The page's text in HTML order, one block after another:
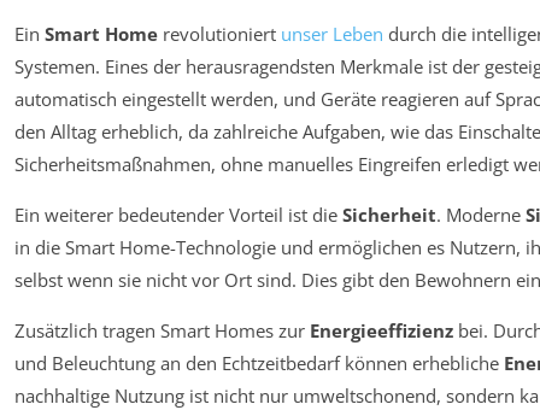
Ein Smart Home revolutioniert unser Leben durch die
Systemen. Eines der herausragendsten Merkmale ist der
automatisch eingestellt werden, und Geräte reagieren auf
den Alltag erheblich, da zahlreiche Aufgaben, wie das
Sicherheitsmaßnahmen, ohne manuelles Eingreifen erledigt
Ein weiterer bedeutender Vorteil ist die Sicherheit. Moderne
in die Smart Home-Technologie und ermöglichen es Nutzern,
selbst wenn sie nicht vor Ort sind. Dies gibt den Bewohnern
Zusätzlich tragen Smart Homes zur Energieeffizienz bei.
und Beleuchtung an den Echtzeitbedarf können erhebliche
nachhaltige Nutzung ist nicht nur umweltschonend, sondern